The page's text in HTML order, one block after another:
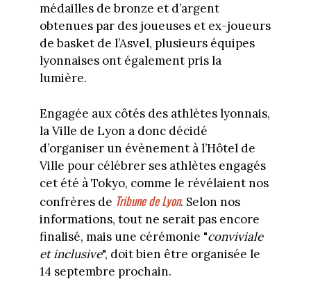
médailles de bronze et d’argent
obtenues par des joueuses et ex-joueurs
de basket de l’Asvel, plusieurs équipes
lyonnaises ont également pris la
lumière.
Engagée aux côtés des athlètes lyonnais,
la Ville de Lyon a donc décidé
d’organiser un évènement à l’Hôtel de
Ville pour célébrer ses athlètes engagés
cet été à Tokyo, comme le révélaient nos
confrères de Tribune de Lyon. Selon nos
informations, tout ne serait pas encore
finalisé, mais une cérémonie "conviviale
et inclusive", doit bien être organisée le
14 septembre prochain.